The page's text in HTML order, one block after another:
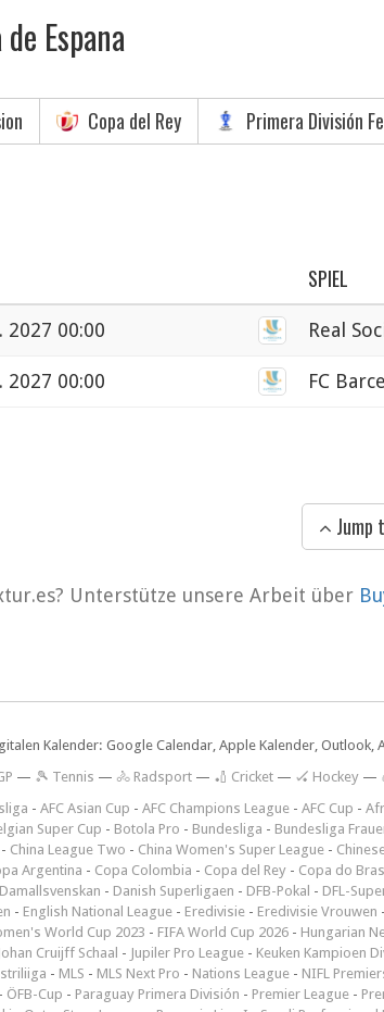
Espana
Copa del Rey Primera División
SPIEL
2027 00:00 Real
2027 00:00 FC
Jump
Unterstütze unsere Arbeit über
Kalender: Google Calendar, Apple Kalender,
— 🎾 Tennis — 🚴 Radsport — 🏏 Cricket — 🏑 Hockey —
- AFC Asian Cup - AFC Champions League - AFC Cup -
Super Cup - Botola Pro - Bundesliga - Bundesliga
- China League Two - China Women's Super League -
Argentina - Copa Colombia - Copa del Rey - Copa do
Damallsvenskan - Danish Superligaen - DFB-Pokal - DFL-
- English National League - Eredivisie - Eredivisie Vrouwen -
World Cup 2023 - FIFA World Cup 2026 - Hungarian
Johan Cruijff Schaal - Jupiler Pro League - Keuken Kampioen
- MLS - MLS Next Pro - Nations League - NIFL
- ÖFB-Cup - Paraguay Primera División - Premier League -